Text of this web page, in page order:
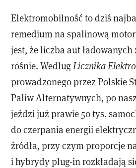
Elektromobilność to dziś
remedium na spalinową
jest, że liczba aut
rośnie. Według Licznika
prowadzonego przez Polskie
Paliw Alternatywnych, po
jeździ już prawie 50 tys.
do czerpania energii
źródła, przy czym proporcje
i hybrydy plug-in rozkładają